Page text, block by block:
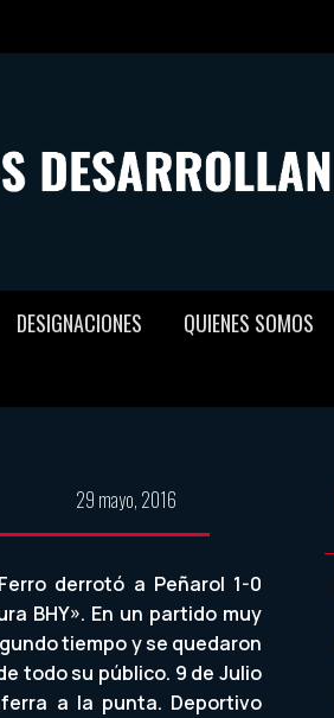
DESIGNACIONES QUIENES SOMOS
29 mayo, 2016
derrotó a Peñarol 1-0
BHY». En un partido muy
tiempo y se quedaron
todo su público. 9 de Julio
a la punta. Deportivo